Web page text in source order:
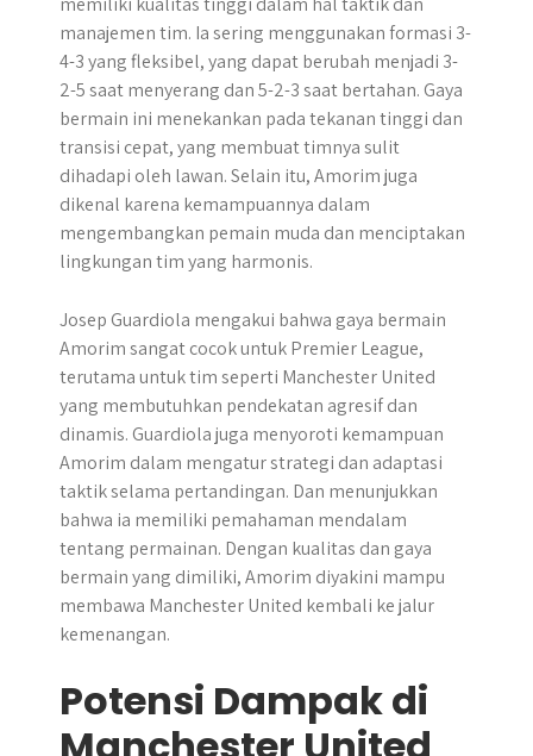
manajemen tim. Ia sering menggunakan formasi 3-
4-3 yang fleksibel, yang dapat berubah menjadi 3-
2-5 saat menyerang dan 5-2-3 saat bertahan. Gaya
bermain ini menekankan pada tekanan tinggi dan
transisi cepat, yang membuat timnya sulit
dihadapi oleh lawan. Selain itu, Amorim juga
dikenal karena kemampuannya dalam
mengembangkan pemain muda dan menciptakan
lingkungan tim yang harmonis.
Josep Guardiola mengakui bahwa gaya bermain
Amorim sangat cocok untuk Premier League,
terutama untuk tim seperti Manchester United
yang membutuhkan pendekatan agresif dan
dinamis. Guardiola juga menyoroti kemampuan
Amorim dalam mengatur strategi dan adaptasi
taktik selama pertandingan. Dan menunjukkan
bahwa ia memiliki pemahaman mendalam
tentang permainan. Dengan kualitas dan gaya
bermain yang dimiliki, Amorim diyakini mampu
membawa Manchester United kembali ke jalur
kemenangan.
Potensi Dampak di